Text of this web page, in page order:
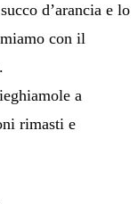
d’arancia e lo
con il
a
rimasti e